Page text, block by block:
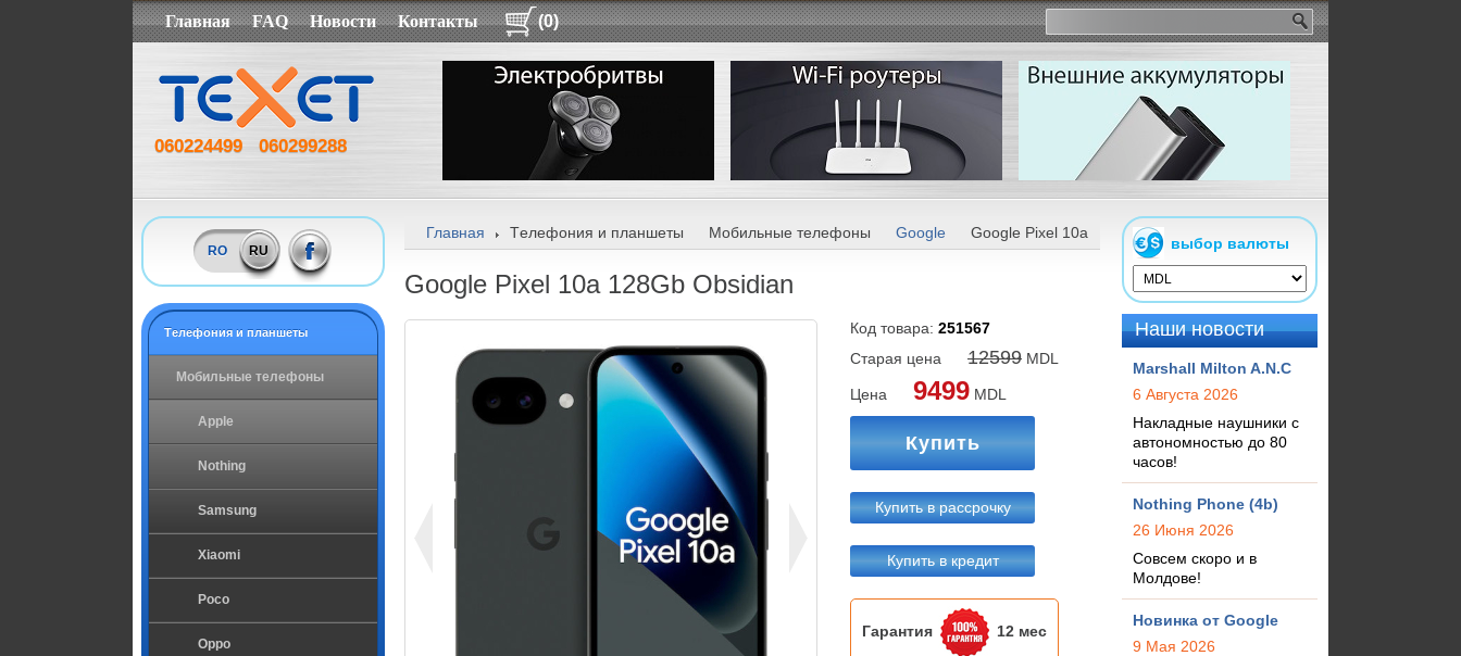
Главная FAQ Новости Контакты (0)
060224499 060299288
RO RU
Tелефония и планшеты
Мобильные телефоны
Apple
Nothing
Samsung
Xiaomi
Poco
Oppo
Главная Tелефония и планшеты Мобильные телефоны Google Google Pixel 10a 128Gb Obsidian
Google Pixel 10a 128Gb Obsidian
Код товара: 251567
Старая цена
12599 MDL
Цена 9499 MDL
Купить
Купить в рассрочку
Купить в кредит
Гарантия 12 мес
выбор валюты
Наши новости
Marshall Milton A.N.C
6 Августа 2026
Накладные наушники с
автономностью до 80
часов!
Nothing Phone (4b)
26 Июня 2026
Совсем скоро и в
Молдове!
Новинка от Google
9 Мая 2026